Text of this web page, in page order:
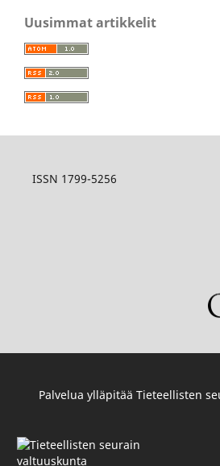
Uusimmat artikkelit
ISSN 1799-5256
Palvelua ylläpitää Tieteellisten